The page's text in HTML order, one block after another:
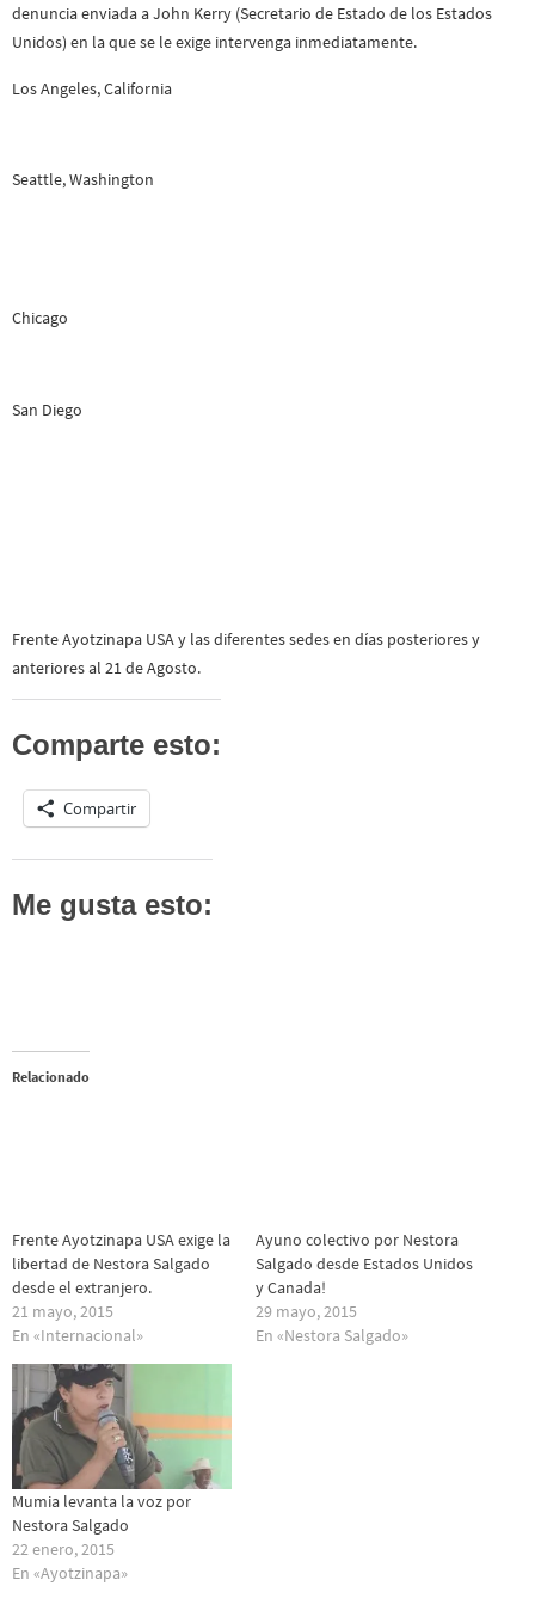
denuncia enviada a John Kerry (Secretario de Estado de los Estados
Unidos) en la que se le exige intervenga inmediatamente.
Los Angeles, California
Seattle, Washington
Chicago
San Diego
Frente Ayotzinapa USA y las diferentes sedes en días posteriores y
anteriores al 21 de Agosto.
Comparte esto:
Compartir
Me gusta esto:
Relacionado
Frente Ayotzinapa USA exige la
libertad de Nestora Salgado
desde el extranjero.
21 mayo, 2015
En «Internacional»
Ayuno colectivo por Nestora
Salgado desde Estados Unidos
y Canada!
29 mayo, 2015
En «Nestora Salgado»
Mumia levanta la voz por
Nestora Salgado
22 enero, 2015
En «Ayotzinapa»